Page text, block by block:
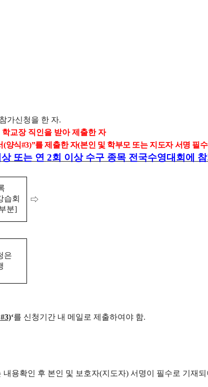
가신청을 한 자.
학교장 직인을 받아 제출한 자
(양식#3)”를 제출한 자(본인 및 학부모 또는 지도자 서명 필수
또는 연 2회 이상 수구 종목 전국수영대회에
습회
분]
⇨
은
#3)‘를 신청기간 내 메일로 제출하여야 함.
내용확인 후 본인 및 보호자(지도자) 서명이 필수로 기재